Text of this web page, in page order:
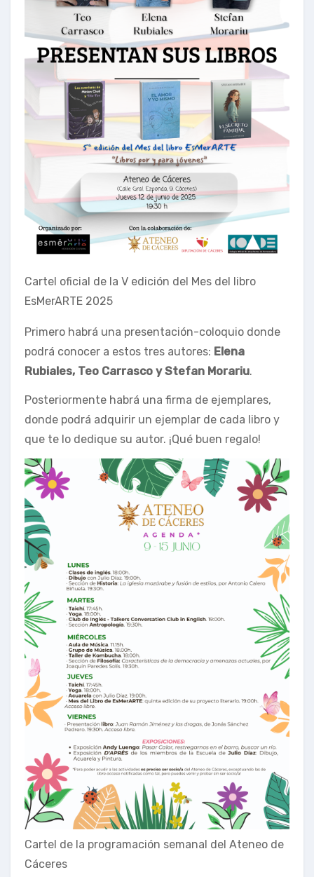
Cartel oficial de la V edición del Mes del libro
EsMerARTE 2025
Primero habrá una presentación-coloquio donde
podrá conocer a estos tres autores: Elena
Rubiales, Teo Carrasco y Stefan Morariu.
Posteriormente habrá una firma de ejemplares,
donde podrá adquirir un ejemplar de cada libro y
que te lo dedique su autor. ¡Qué buen regalo!
Cartel de la programación semanal del Ateneo de
Cáceres